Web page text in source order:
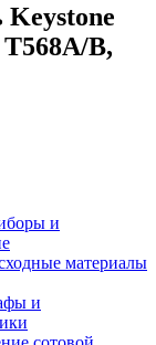
B,
и
материалы
и